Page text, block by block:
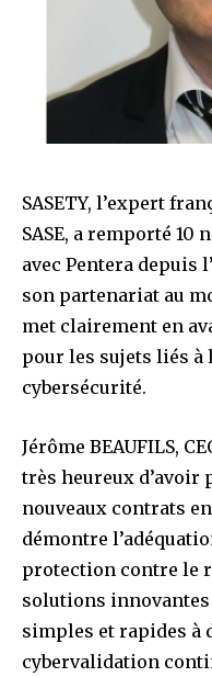
SASETY, l’expert
SASE, a remporté
avec Pentera depuis
son partenariat au
met clairement en
pour les sujets liés
cybersécurité.
Jérôme BEAUFILS,
très heureux d’avoir
nouveaux contrats
démontre
protection contre le
solutions
simples et rapides à
cybervalidation